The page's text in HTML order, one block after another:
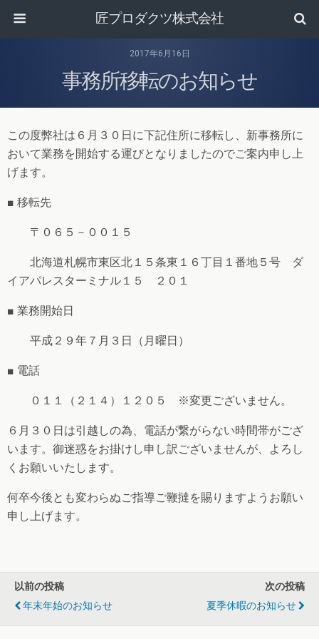
匠プロダクツ株式会社
2017年6月16日
事務所移転のお知らせ
この度弊社は６月３０日に下記住所に移転し、新事務所に
おいて業務を開始する運びとなりましたのでご案内申し上
げます。
■ 移転先
〒０６５－００１５
北海道札幌市東区北１５条東１６丁目１番地５号 ダ
イアパレスターミナル１５ ２０１
■ 業務開始日
平成２９年７月３日（月曜日）
■ 電話
０１１（２１４）１２０５ ※変更ございません。
６月３０日は引越しの為、電話が繋がらない時間帯がござ
います。御迷惑をお掛けし申し訳ございませんが、よろし
くお願いいたします。
何卒今後とも変わらぬご指導ご鞭撻を賜りますようお願い
申し上げます。
以前の投稿
年末年始のお知らせ
次の投稿
夏季休暇のお知らせ